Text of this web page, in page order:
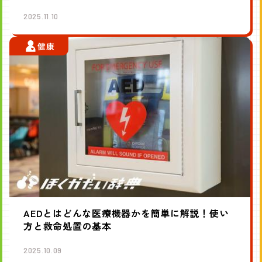
2025.11.10
健康
AEDとはどんな医療機器かを簡単に解説！使い
方と救命処置の基本
2025.10.09